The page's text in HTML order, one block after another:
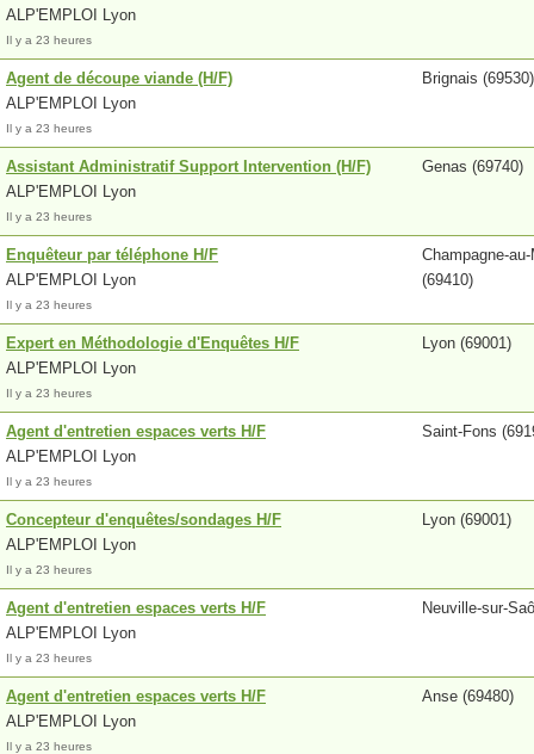
ALP'EMPLOI Lyon
Il y a 23 heures
Agent de découpe viande (H/F)
ALP'EMPLOI Lyon
Il y a 23 heures
Brignais (69530)
Assistant Administratif Support Intervention (H/F)
ALP'EMPLOI Lyon
Il y a 23 heures
Genas (69740)
Enquêteur par téléphone H/F
ALP'EMPLOI Lyon
Il y a 23 heures
Champagne-
(69410)
Expert en Méthodologie d'Enquêtes H/F
ALP'EMPLOI Lyon
Il y a 23 heures
Lyon (69001)
Agent d'entretien espaces verts H/F
ALP'EMPLOI Lyon
Il y a 23 heures
Saint-Fons
Concepteur d'enquêtes/sondages H/F
ALP'EMPLOI Lyon
Il y a 23 heures
Lyon (69001)
Agent d'entretien espaces verts H/F
ALP'EMPLOI Lyon
Il y a 23 heures
Neuville-sur-
Agent d'entretien espaces verts H/F
ALP'EMPLOI Lyon
Il y a 23 heures
Anse (69480)